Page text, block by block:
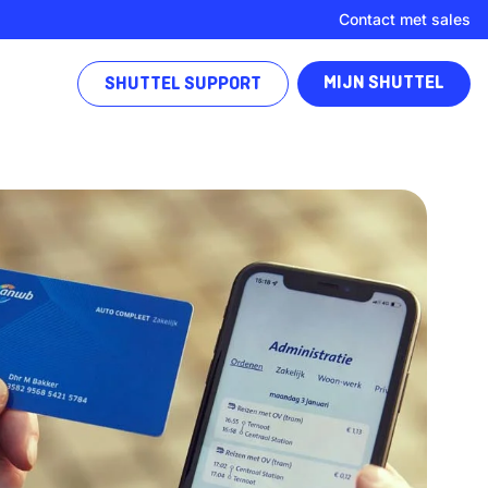
Contact met sales
SHUTTEL SUPPORT MIJN SHUTTEL